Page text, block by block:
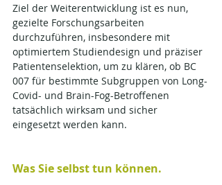
Ziel der Weiterentwicklung ist es nun,
gezielte Forschungsarbeiten
durchzuführen, insbesondere mit
optimiertem Studiendesign und präziser
Patientenselektion, um zu klären, ob BC
007 für bestimmte Subgruppen von Long-
Covid- und Brain-Fog-Betroffenen
tatsächlich wirksam und sicher
eingesetzt werden kann.
Was Sie selbst tun können.